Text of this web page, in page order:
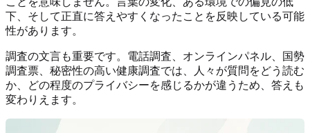
下、そして正直に答えやすくなったことを反映している可能
性があります。
調査の文言も重要です。電話調査、オンラインパネル、国勢
調査票、秘密性の高い健康調査では、人々が質問をどう読む
か、どの程度のプライバシーを感じるかが違うため、答えも
変わりえます。